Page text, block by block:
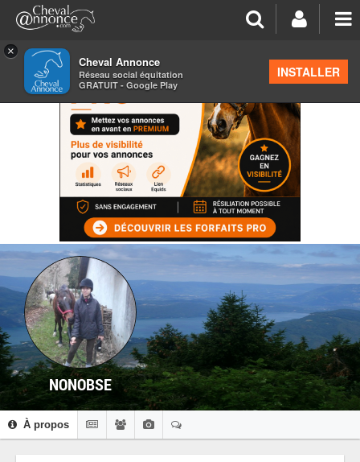
×
Cheval Annonce
Réseau social équitation
GRATUIT - Google Play
INSTALLER
NONOBSE
À propos